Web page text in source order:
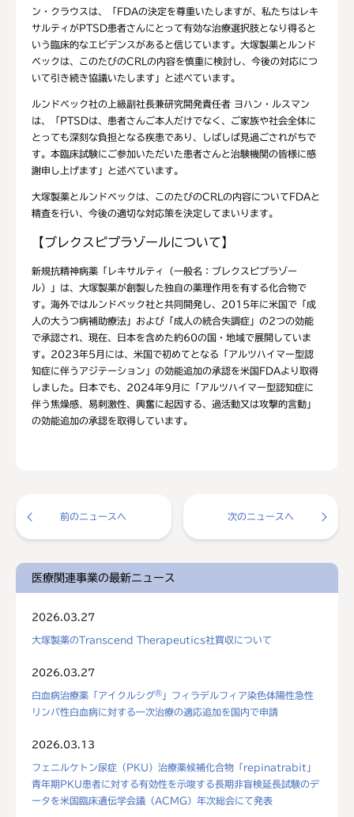
ン・クラウスは、「FDAの決定を尊重いたしますが、私たちはレキ
サルティがPTSD患者さんにとって有効な治療選択肢となり得ると
いう臨床的なエビデンスがあると信じています。大塚製薬とルンド
ベックは、このたびのCRLの内容を慎重に検討し、今後の対応につ
いて引き続き協議いたします」と述べています。
ルンドベック社の上級副社長兼研究開発責任者 ヨハン・ルスマン
は、「PTSDは、患者さんご本人だけでなく、ご家族や社会全体に
とっても深刻な負担となる疾患であり、しばしば見過ごされがちで
す。本臨床試験にご参加いただいた患者さんと治験機関の皆様に感
謝申し上げます」と述べています。
大塚製薬とルンドベックは、このたびのCRLの内容についてFDAと
精査を行い、今後の適切な対応策を決定してまいります。
【ブレクスピプラゾールについて】
新規抗精神病薬「レキサルティ（一般名：ブレクスピプラゾー
ル）」は、大塚製薬が創製した独自の薬理作用を有する化合物で
す。海外ではルンドベック社と共同開発し、2015年に米国で「成
人の大うつ病補助療法」および「成人の統合失調症」の2つの効能
で承認され、現在、日本を含めた約60の国・地域で展開していま
す。2023年5月には、米国で初めてとなる「アルツハイマー型認
知症に伴うアジテーション」の効能追加の承認を米国FDAより取得
しました。日本でも、2024年9月に「アルツハイマー型認知症に
伴う焦燥感、易刺激性、興奮に起因する、過活動又は攻撃的言動」
の効能追加の承認を取得しています。
前のニュースへ 次のニュースへ
医療関連事業の最新ニュース
2026.03.27
大塚製薬のTranscend Therapeutics社買収について
2026.03.27
白血病治療薬「アイクルシグ® 」フィラデルフィア染色体陽性急性
リンパ性白血病に対する一次治療の適応追加を国内で申請
2026.03.13
フェニルケトン尿症（PKU）治療薬候補化合物「repinatrabit」
青年期PKU患者に対する有効性を示唆する長期非盲検延長試験のデ
ータを米国臨床遺伝学会議（ACMG）年次総会にて発表